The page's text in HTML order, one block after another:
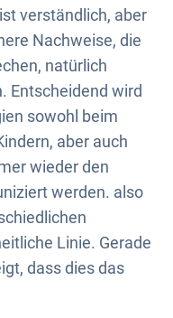
verständlich, aber
Nachweise, die
natürlich
Entscheidend wird
sowohl beim
aber auch
wieder den
werden. also
Linie. Gerade
dass dies das